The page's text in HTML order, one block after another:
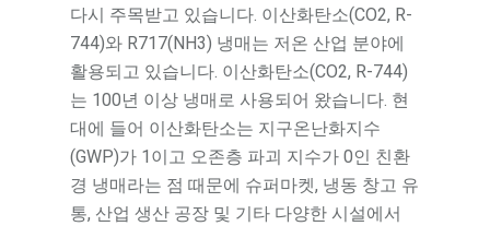
다시 주목받고 있습니다. 이산화탄소(CO2, R-
744)와 R717(NH3) 냉매는 저온 산업 분야에
활용되고 있습니다. 이산화탄소(CO2, R-744)
는 100년 이상 냉매로 사용되어 왔습니다. 현
대에 들어 이산화탄소는 지구온난화지수
(GWP)가 1이고 오존층 파괴 지수가 0인 친환
경 냉매라는 점 때문에 슈퍼마켓, 냉동 창고 유
통, 산업 생산 공장 및 기타 다양한 시설에서